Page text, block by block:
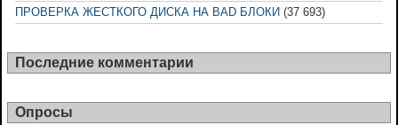
ПРОВЕРКА ЖЕСТКОГО ДИСКА НА BAD БЛОКИ (37 693)
Последние комментарии
Опросы